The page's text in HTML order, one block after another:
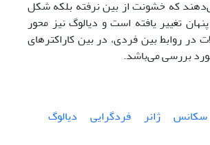
که خشونت از بین نرفته بلکه شکل
تغییر یافته است و دیالوگ نیز محور
در روابط بین فردی، در بین کاراکترهای
بررسی می‌باشد.
سکانس ژانر فردگرایی
دیالوگ